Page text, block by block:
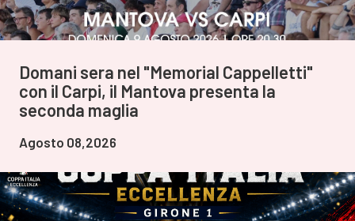
Domani sera nel "Memorial Cappelletti"
con il Carpi, il Mantova presenta la
seconda maglia
Agosto 08,2026